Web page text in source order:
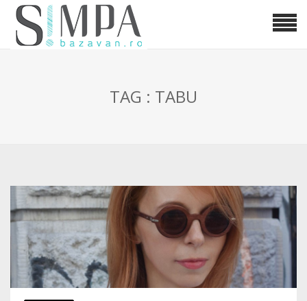
TAG : TABU